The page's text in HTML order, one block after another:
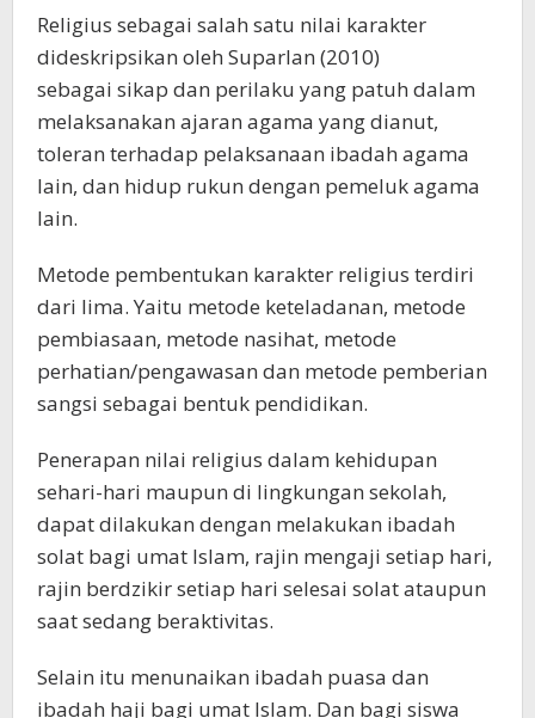
Religius sebagai salah satu nilai karakter
dideskripsikan oleh Suparlan (2010)
sebagai sikap dan perilaku yang patuh dalam
melaksanakan ajaran agama yang dianut,
toleran terhadap pelaksanaan ibadah agama
lain, dan hidup rukun dengan pemeluk agama
lain.
Metode pembentukan karakter religius terdiri
dari lima. Yaitu metode keteladanan, metode
pembiasaan, metode nasihat, metode
perhatian/pengawasan dan metode pemberian
sangsi sebagai bentuk pendidikan.
Penerapan nilai religius dalam kehidupan
sehari-hari maupun di lingkungan sekolah,
dapat dilakukan dengan melakukan ibadah
solat bagi umat Islam, rajin mengaji setiap hari,
rajin berdzikir setiap hari selesai solat ataupun
saat sedang beraktivitas.
Selain itu menunaikan ibadah puasa dan
ibadah haji bagi umat Islam. Dan bagi siswa